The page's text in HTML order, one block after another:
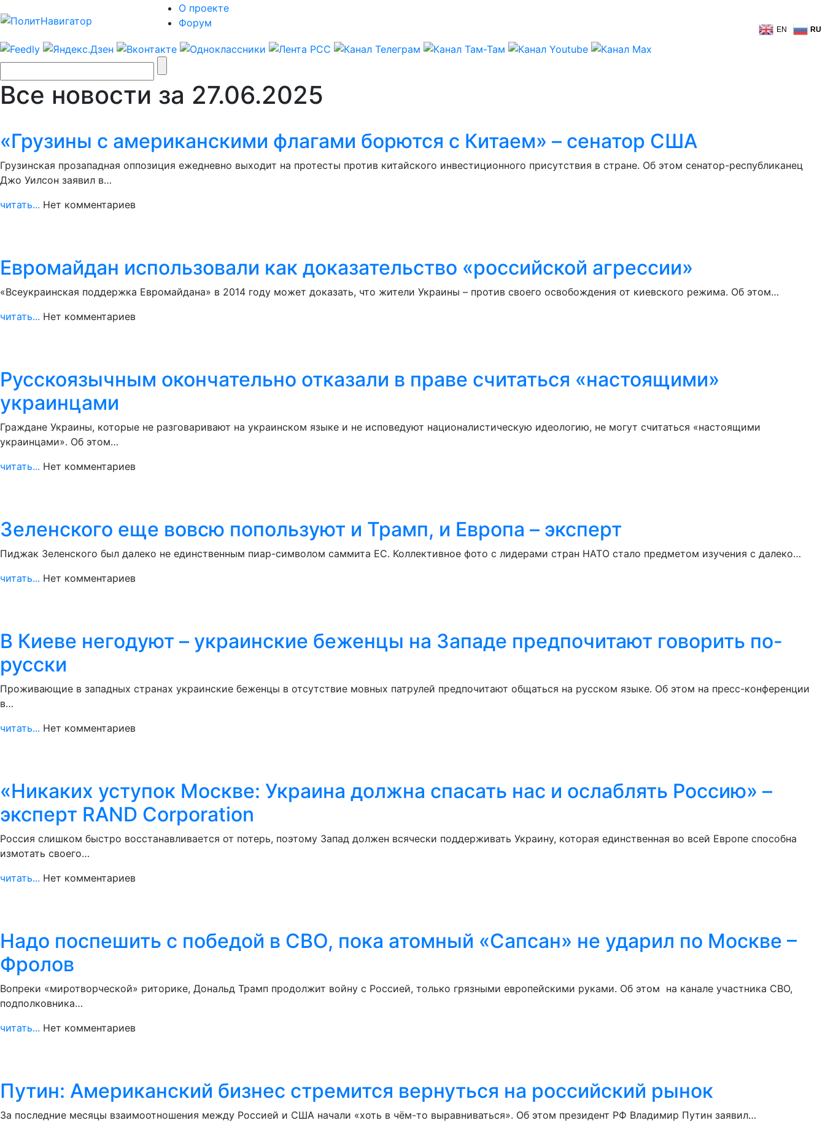
О проекте
Форум
EN RU
Все новости за 27.06.2025
«Грузины с американскими флагами борются с Китаем» – сенатор США
Грузинская прозападная оппозиция ежедневно выходит на протесты против китайского инвестиционного присутствия в стране. Об этом сенатор-республиканец
Джо Уилсон заявил в…
читать... Нет комментариев
Евромайдан использовали как доказательство «российской агрессии»
«Всеукраинская поддержка Евромайдана» в 2014 году может доказать, что жители Украины – против своего освобождения от киевского режима. Об этом…
читать... Нет комментариев
Русскоязычным окончательно отказали в праве считаться «настоящими»
украинцами
Граждане Украины, которые не разговаривают на украинском языке и не исповедуют националистическую идеологию, не могут считаться «настоящими
украинцами». Об этом…
читать... Нет комментариев
Зеленского еще вовсю попользуют и Трамп, и Европа – эксперт
Пиджак Зеленского был далеко не единственным пиар-символом саммита ЕС. Коллективное фото с лидерами стран НАТО стало предметом изучения с далеко…
читать... Нет комментариев
В Киеве негодуют – украинские беженцы на Западе предпочитают говорить по-
русски
Проживающие в западных странах украинские беженцы в отсутствие мовных патрулей предпочитают общаться на русском языке. Об этом на пресс-конференции
в…
читать... Нет комментариев
«Никаких уступок Москве: Украина должна спасать нас и ослаблять Россию» –
эксперт RAND Corporation
Россия слишком быстро восстанавливается от потерь, поэтому Запад должен всячески поддерживать Украину, которая единственная во всей Европе способна
измотать своего…
читать... Нет комментариев
Надо поспешить с победой в СВО, пока атомный «Сапсан» не ударил по Москве –
Фролов
Вопреки «миротворческой» риторике, Дональд Трамп продолжит войну с Россией, только грязными европейскими руками. Об этом на канале участника СВО,
подполковника…
читать... Нет комментариев
Путин: Американский бизнес стремится вернуться на российский рынок
За последние месяцы взаимоотношения между Россией и США начали «хоть в чём-то выравниваться». Об этом президент РФ Владимир Путин заявил…